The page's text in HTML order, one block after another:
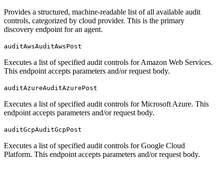
Provides a structured, machine-readable list of all available audit
controls, categorized by cloud provider. This is the primary
discovery endpoint for an agent.
auditAwsAuditAwsPost
Executes a list of specified audit controls for Amazon Web Services.
This endpoint accepts parameters and/or request body.
auditAzureAuditAzurePost
Executes a list of specified audit controls for Microsoft Azure. This
endpoint accepts parameters and/or request body.
auditGcpAuditGcpPost
Executes a list of specified audit controls for Google Cloud
Platform. This endpoint accepts parameters and/or request body.